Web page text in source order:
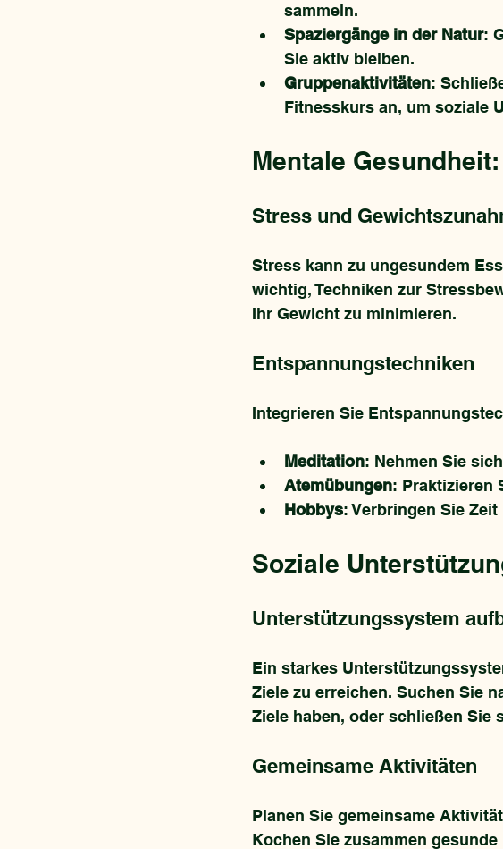
sammeln.
Spaziergänge in der Natur:
Sie aktiv bleiben.
Gruppenaktivitäten:
Fitnesskurs an, um soziale
Mentale
Stress und
Stress kann zu ungesundem
wichtig, Techniken zur
Ihr Gewicht zu minimieren.
Entspannungstechniken
Integrieren Sie
Meditation: Nehmen Sie
Atemübungen: Praktizieren
Hobbys: Verbringen Sie
Soziale
Unterstützungssystem
Ein starkes
Ziele zu erreichen. Suchen Sie
Ziele haben, oder schließen Sie
Gemeinsame Aktivitäten
Planen Sie gemeinsame
Kochen Sie zusammen